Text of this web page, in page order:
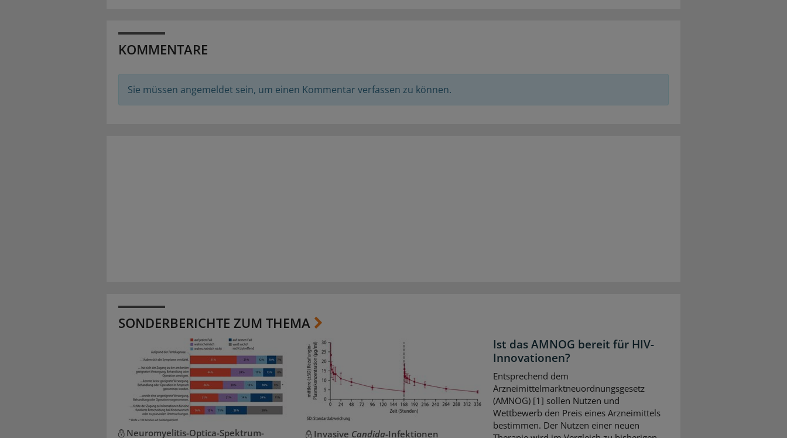
KOMMENTARE
Sie müssen angemeldet sein, um einen Kommentar verfassen zu können.
SONDERBERICHTE ZUM THEMA
Neuromyelitis-Optica-Spektrum-
Invasive Candida-Infektionen
Ist das AMNOG bereit für HIV-
Innovationen?
Entsprechend dem
Arzneimittelmarktneuordnungsgesetz
(AMNOG) [1] sollen Nutzen und
Wettbewerb den Preis eines Arzneimittels
bestimmen. Der Nutzen einer neuen